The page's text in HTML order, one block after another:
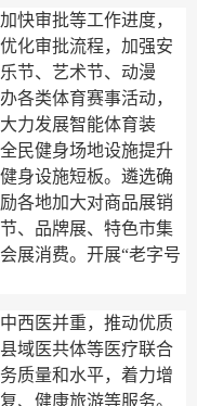
加快审批等工作进度，
化审批流程，加强安
节、艺术节、动漫
各类体育赛事活动，
力发展智能体育装
民健身场地设施提升
身设施短板。遴选确
各地加大对商品展销
、品牌展、特色市集
展消费。开展“老字号
西医并重，推动优质
域医共体等医疗联合
质量和水平，着力增
、健康旅游等服务。